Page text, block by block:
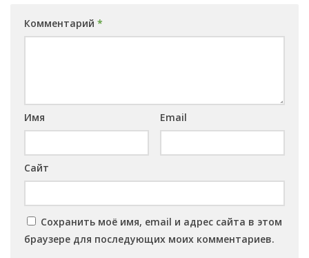
Комментарий *
Имя Email
Сайт
Сохранить моё имя, email и адрес сайта в этом
браузере для последующих моих комментариев.